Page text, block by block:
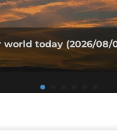
world today (2026/08/